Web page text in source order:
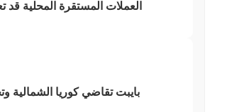
العملات المستقرة المحلية قد
بايبت تقاضي كوريا الشمالية وتجمّد 1.5 مليار دولار سُرقت في